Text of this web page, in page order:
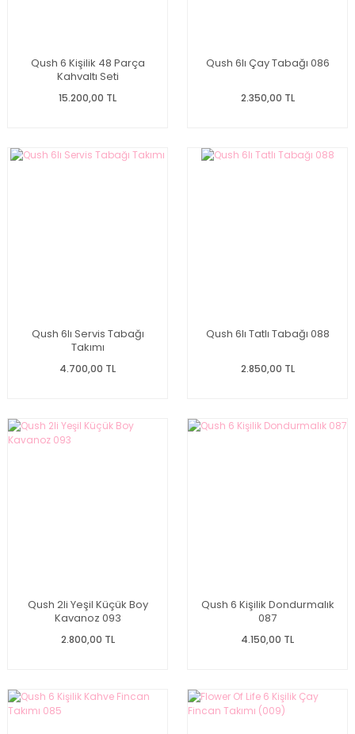
Qush 6 Kişilik 48 Parça
Kahvaltı Seti
15.200,00 TL
Qush 6lı Çay Tabağı 086
2.350,00 TL
Qush 6lı Servis Tabağı
Takımı
4.700,00 TL
Qush 6lı Tatlı Tabağı 088
2.850,00 TL
Qush 2li Yeşil Küçük Boy
Kavanoz 093
2.800,00 TL
Qush 6 Kişilik Dondurmalık
087
4.150,00 TL